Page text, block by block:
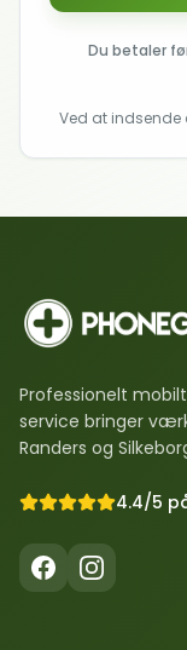
Du betaler
Ved at indsende
Professionelt
service bringer
Randers og
4.4/5